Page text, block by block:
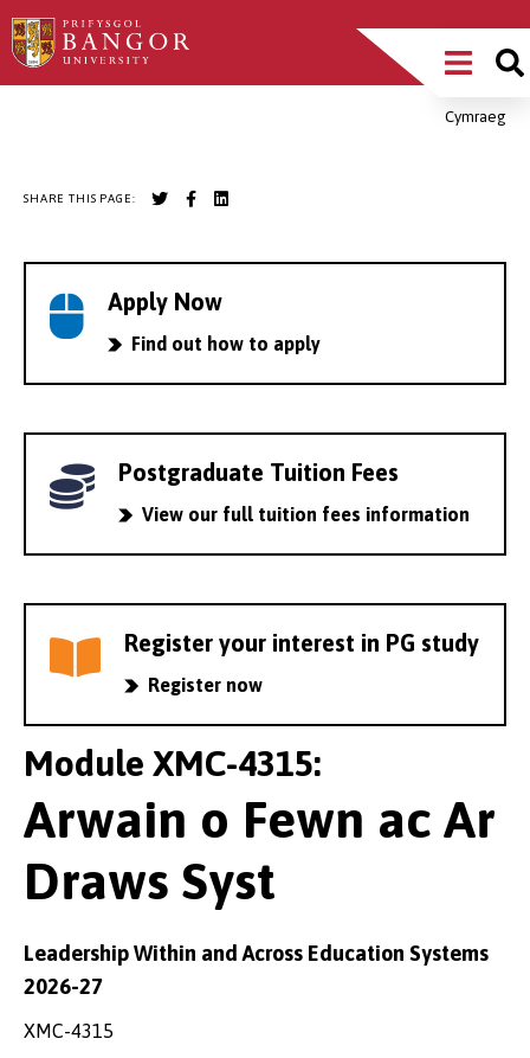
Skip
to
Main
MenuCymraeg
SHARE THIS PAGE:
Apply Now
Find out how to apply
Postgraduate Tuition Fees
View our full tuition fees information
Register your interest in PG study
Register now
Module XMC-4315:
Arwain o Fewn ac Ar
Draws Syst
Leadership Within and Across Education Systems
2026-27
XMC-4315